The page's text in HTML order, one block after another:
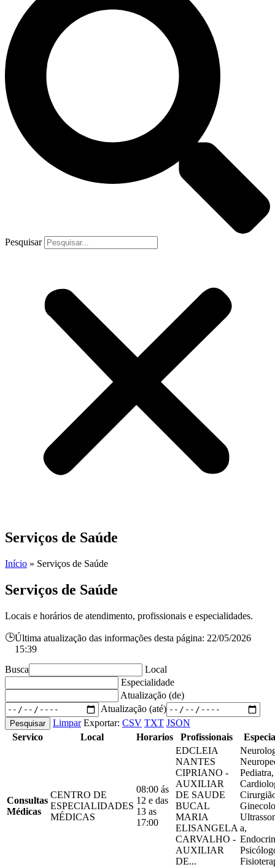
Pesquisar
Serviços de Saúde
Início » Serviços de Saúde
Serviços de Saúde
Locais e horários de atendimento, profissionais e especialidades.
🕒Última atualização das informações desta página: 22/05/2026
15:39
Busca
Local
Especialidade
Atualização (de)
Atualização (até)
Pesquisar Limpar Exportar: CSV TXT JSON
Servico
Local Horarios Profissionais
Consultas
Médicas
CENTRO DE
ESPECIALIDADES
MÉDICAS
08:00 ás
12 e das
13 as
17:00
EDCLEIA
NANTES
CIPRIANO -
AUXILIAR
DE SAUDE
BUCAL
MARIA
ELISANGELA
CARVALHO -
AUXILIAR
DE...
Pediatra,
a,